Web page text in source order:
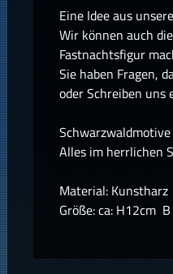
Eine Idee aus
Wir können auch
Fastnachtsfigur
Sie haben Fragen,
oder Schreiben uns
Schwarzwaldmotive
Alles im herrlichen
Material: Kunstharz
Größe: ca: H12cm